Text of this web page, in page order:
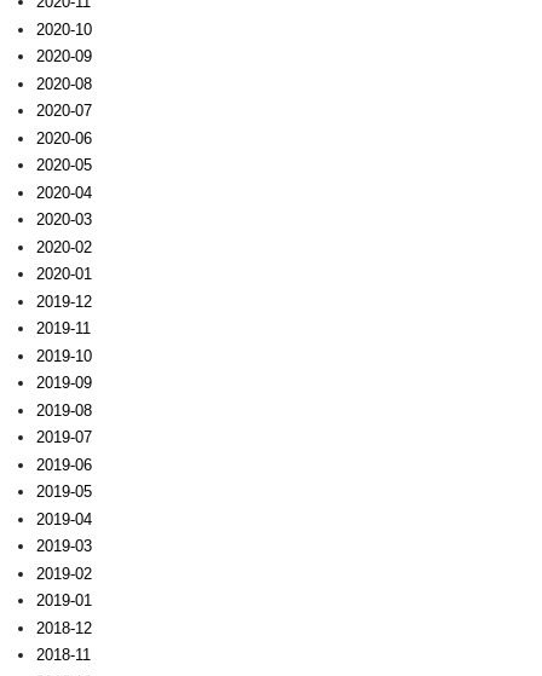
2020-10
2020-09
2020-08
2020-07
2020-06
2020-05
2020-04
2020-03
2020-02
2020-01
2019-12
2019-11
2019-10
2019-09
2019-08
2019-07
2019-06
2019-05
2019-04
2019-03
2019-02
2019-01
2018-12
2018-11